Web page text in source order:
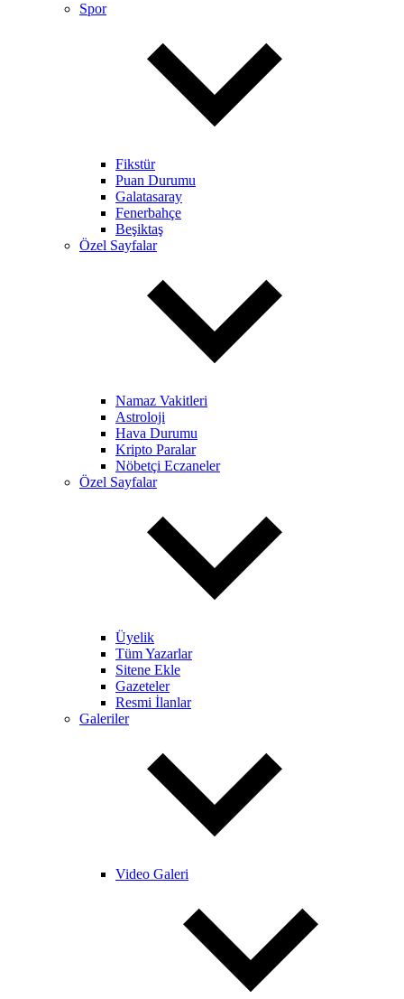
Spor
Fikstür
Puan Durumu
Galatasaray
Fenerbahçe
Beşiktaş
Özel Sayfalar
Namaz Vakitleri
Astroloji
Hava Durumu
Kripto Paralar
Nöbetçi Eczaneler
Özel Sayfalar
Üyelik
Tüm Yazarlar
Sitene Ekle
Gazeteler
Resmi İlanlar
Galeriler
Video Galeri